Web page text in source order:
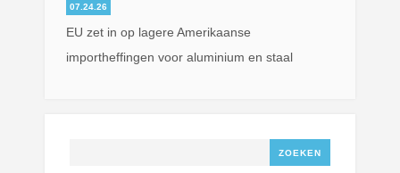
07.24.26
EU zet in op lagere Amerikaanse
importheffingen voor aluminium en staal